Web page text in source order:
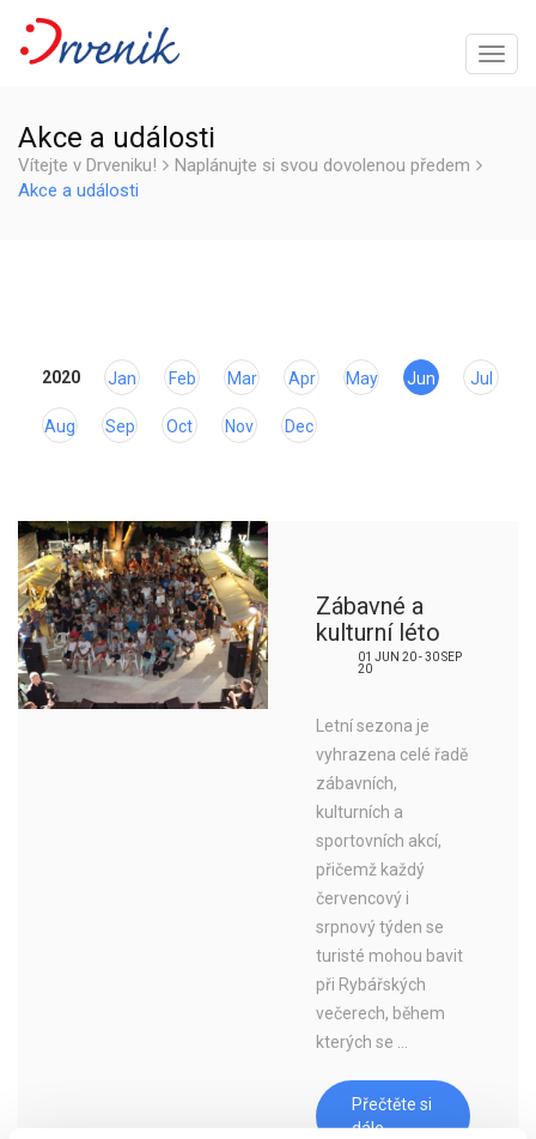
Akce a události
Vítejte v Drveniku!
Naplánujte si svou dovolenou předem
Akce a události
2020 Jan Feb Mar Apr May Jun Jul
Aug Sep Oct Nov Dec
Zábavné a
kulturní léto
01 JUN 20 - 30 SEP
20
Letní sezona je
vyhrazena celé řadě
zábavních,
kulturních a
sportovních akcí,
přičemž každý
červencový i
srpnový týden se
turisté mohou bavit
při Rybářských
večerech, během
kterých se ...
Přečtěte si
dále